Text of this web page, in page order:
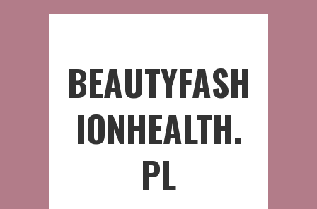
BEAUTYFASH
IONHEALTH.
PL